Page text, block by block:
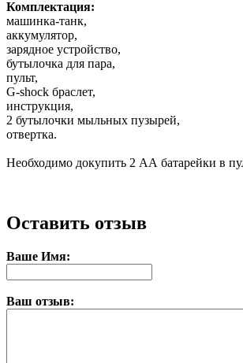
Комплектация:
машинка-танк,
аккумулятор,
зарядное устройство,
бутылочка для пара,
пульт,
G-shock браслет,
инструкция,
2 бутылочки мыльных пузырей,
отвертка.
Необходимо докупить 2 АА батарейки в
Оставить отзыв
Ваше Имя:
Ваш отзыв: